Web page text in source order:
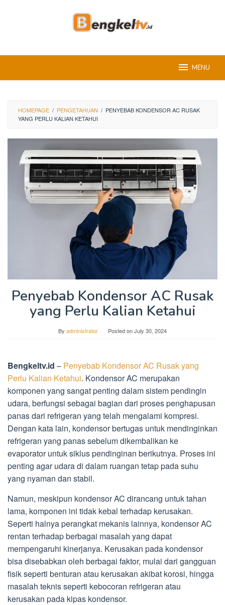
MENU
HOMEPAGE / PENGETAHUAN / PENYEBAB KONDENSOR AC RUSAK
YANG PERLU KALIAN KETAHUI
Penyebab Kondensor AC Rusak
yang Perlu Kalian Ketahui
By administrator Posted onJuly 30, 2024
Bengkeltv.id – Penyebab Kondensor AC Rusak yang
Perlu Kalian Ketahui. Kondensor AC merupakan
komponen yang sangat penting dalam sistem pendingin
udara, berfungsi sebagai bagian dari proses penghapusan
panas dari refrigeran yang telah mengalami kompresi.
Dengan kata lain, kondensor bertugas untuk mendinginkan
refrigeran yang panas sebelum dikembalikan ke
evaporator untuk siklus pendinginan berikutnya. Proses ini
penting agar udara di dalam ruangan tetap pada suhu
yang nyaman dan stabil.
Namun, meskipun kondensor AC dirancang untuk tahan
lama, komponen ini tidak kebal terhadap kerusakan.
Seperti halnya perangkat mekanis lainnya, kondensor AC
rentan terhadap berbagai masalah yang dapat
mempengaruhi kinerjanya. Kerusakan pada kondensor
bisa disebabkan oleh berbagai faktor, mulai dari gangguan
fisik seperti benturan atau kerusakan akibat korosi, hingga
masalah teknis seperti kebocoran refrigeran atau
kerusakan pada kipas kondensor.